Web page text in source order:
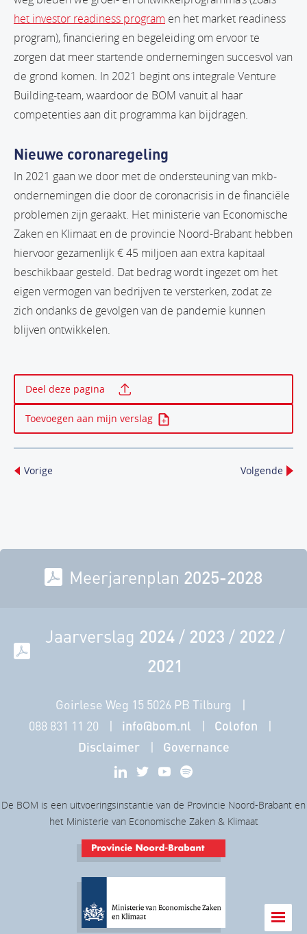
het investor readiness program en het market readiness
program), financiering en begeleiding om ervoor te
zorgen dat meer startende ondernemingen succesvol van
de grond komen. In 2021 begint ons integrale Venture
Building-team, waardoor de BOM vanuit al haar
competenties aan dit programma kan bijdragen.
Nieuwe coronaregeling
In 2021 gaan we door met de ondersteuning van mkb-
ondernemingen die door de coronacrisis in de financiële
problemen zijn geraakt. Het ministerie van Economische
Zaken en Klimaat en de provincie Noord-Brabant hebben
hiervoor gezamenlijk € 45 miljoen aan extra kapitaal
beschikbaar gesteld. Dat bedrag wordt ingezet om het
eigen vermogen van bedrijven te versterken, zodat ze
zich ondanks de gevolgen van de pandemie kunnen
blijven ontwikkelen.
Deel deze pagina
Toevoegen aan mijn verslag
Vorige Volgende
Meerjarenplan 2025-2028
Jaarverslag 2024/ 2023 / 2022 /
2021
Goirlese Weg 15 5026 PB Tilburg
088 831 11 20
info@bom.nl
Colofon
Disclaimer
Governance
De BOM is een uitvoeringsinstantie van de Provincie Noord-Brabant en
het Ministerie van Economische Zaken & Klimaat